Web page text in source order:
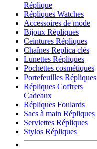
Réplique
Répliques Watches
Accessoires de mode
Bijoux Répliques
Ceintures Répliques
Chaînes Replica clés
Lunettes Répliques
Pochettes cosmétiques
Portefeuilles Répliques
Répliques Coffrets
Cadeaux
Répliques Foulards
Sacs à main Répliques
Serviettes Répliques
Stylos Répliques